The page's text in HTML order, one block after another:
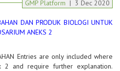
GMP Platform | 3 Dec 2020
DAN PRODUK BIOLOGI UNTUK
ANEKS 2
Entries are only included where
and require further explanation.